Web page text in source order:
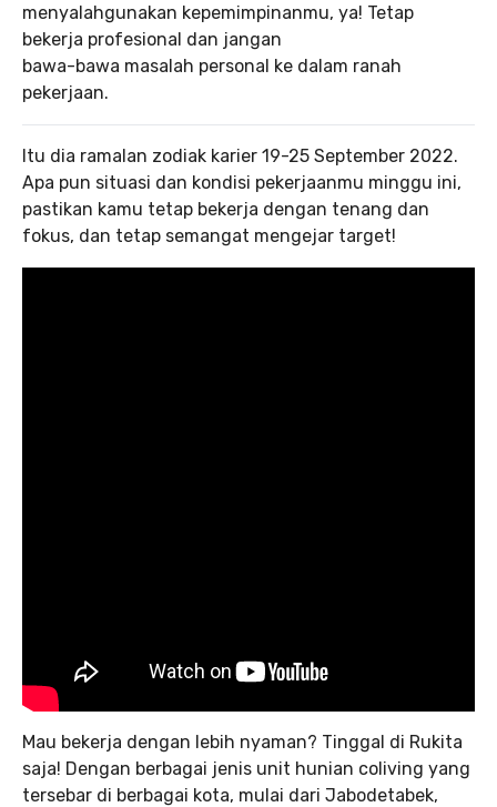
menyalahgunakan kepemimpinanmu, ya! Tetap
bekerja profesional dan jangan
bawa-bawa masalah personal ke dalam ranah
pekerjaan.
Itu dia ramalan zodiak karier 19-25 September 2022.
Apa pun situasi dan kondisi pekerjaanmu minggu ini,
pastikan kamu tetap bekerja dengan tenang dan
fokus, dan tetap semangat mengejar target!
Mau bekerja dengan lebih nyaman? Tinggal di Rukita
saja! Dengan berbagai jenis unit hunian coliving yang
tersebar di berbagai kota, mulai dari Jabodetabek,